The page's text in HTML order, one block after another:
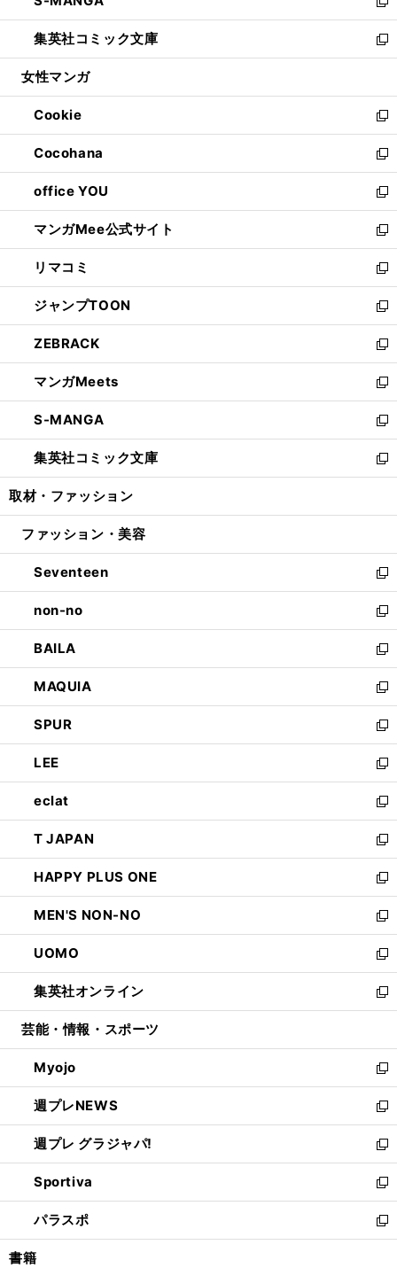
開
く
ウ
で
開
ン
ド
ウ
開
く
い
ウ
ィ
ン
ウ
で
開
く
新
し
い
ウ
ン
ド
ウ
で
開
く
集英社コミック文庫
新
し
ウ
ィ
ン
ド
ウ
で
開
く
女性マンガ
Cookie
新
し
い
ウ
ィ
ン
ド
ウ
で
開
く
Cocohana
新
し
い
ウ
ィ
ン
ド
ウ
で
開
く
office YOU
新
し
い
ウ
ィ
ン
ド
ウ
で
開
く
マンガMee公式サイト
新
し
い
ウ
ィ
ン
ド
ウ
で
開
く
リマコミ
新
し
い
ウ
ィ
ン
ド
ウ
で
開
く
ジャンプTOON
新
し
い
ウ
ィ
ン
ド
ウ
で
開
ZEBRACK
新
し
い
ウ
ィ
ン
ド
ウ
開
マンガMeets
新
し
い
ウ
ィ
ン
ウ
開
く
S-MANGA
新
し
い
ウ
ン
ウ
で
開
く
集英社コミック文庫
新
し
ウ
ン
ド
ウ
で
開
く
取材・ファッション
ファッション・美容
Seventeen
新
し
い
ウ
ィ
ン
ド
ウ
で
開
く
non-no
新
し
い
ウ
ィ
ン
ド
ウ
で
開
く
BAILA
新
し
い
ウ
ィ
ン
ド
ウ
で
開
く
MAQUIA
新
し
い
ウ
ィ
ン
ド
ウ
で
開
く
SPUR
新
し
い
ウ
ィ
ン
ド
ウ
で
開
く
LEE
新
し
い
ウ
ィ
ン
ド
ウ
で
開
く
eclat
新
し
い
ウ
ィ
ン
ド
ウ
で
開
く
T JAPAN
新
し
い
ウ
ィ
ン
ド
ウ
で
開
HAPPY PLUS ONE
新
し
い
ウ
ィ
ン
ド
ウ
開
く
MEN'S NON-NO
新
し
い
ウ
ィ
ン
ウ
で
開
く
UOMO
新
し
い
ウ
ン
ド
ウ
で
開
く
集英社オンライン
新
し
ウ
ィ
ン
ド
ウ
で
開
く
芸能・情報・スポーツ
Myojo
新
し
い
ウ
ィ
ン
ド
ウ
で
開
週プレNEWS
新
し
い
ウ
ィ
ン
ド
ウ
週プレ グラジャパ!
新
し
い
ウ
ィ
ン
Sportiva
新
し
い
ウ
パラスポ
新
し
書籍